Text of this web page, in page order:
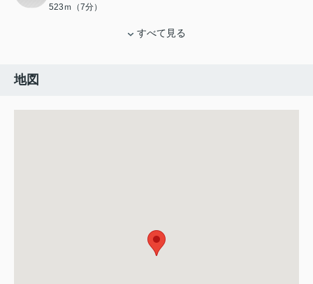
523ｍ（7分）
すべて見る
地図